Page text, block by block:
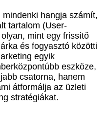
hangja számít,
tartalom (User-
mint egy frissítő
és fogyasztó közötti
egyik
eszköze,
csatorna, hanem
átformálja az üzleti
stratégiákat.